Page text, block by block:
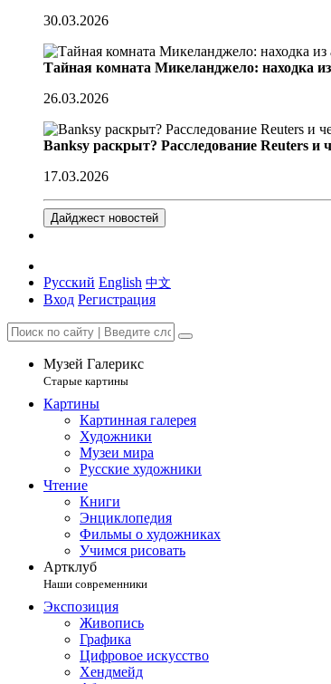
30.03.2026
Тайная комната Микеланджело: находка
26.03.2026
Banksy раскрыт? Расследование Reuters и
17.03.2026
Дайджест новостей
Русский English 中文
Вход Регистрация
Музей Галерикс
Старые картины
Картины
Картинная галерея
Художники
Музеи мира
Русские художники
Чтение
Книги
Энциклопедия
Фильмы о художниках
Учимся рисовать
Артклуб
Наши современники
Экспозиция
Живопись
Графика
Цифровое искусство
Хендмейд